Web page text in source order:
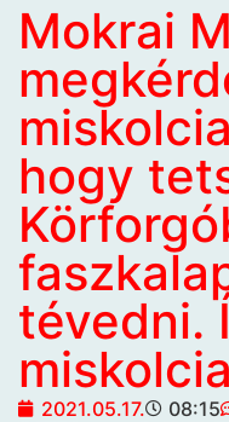
Mokrai
hogy
tévedni.
2021.05.17. 08:15